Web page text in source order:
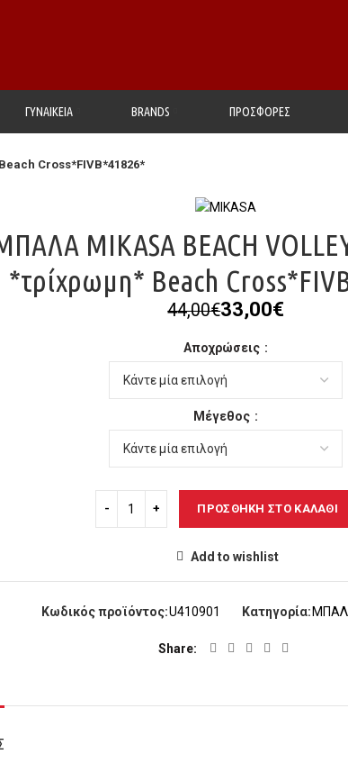
ΓΥΝΑΙΚΕΙΑ BRANDS ΠΡΟΣΦΟΡΕΣ
Cross*FIVB*41826*
MIKASA BEACH
*τρίχρωμη* Beach
44,00€Original
was:
44,00€.
33,00€
τιμή
είναι:
33,00€.
Αποχρώσεις
Μέγεθος
ΠΡΟΣΘΉΚΗ ΣΤΟ ΚΑΛΆΘΙ
Add to wishlist
Κωδικός προϊόντος:U410901 Κατηγορία:
Share